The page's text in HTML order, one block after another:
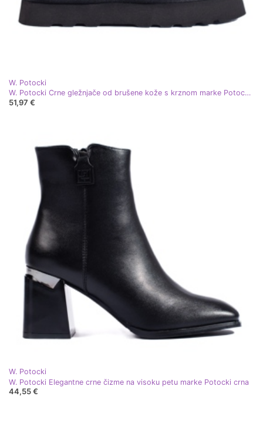
W. Potocki
W. Potocki Crne gležnjače od brušene kože s krznom marke Potocki crna
51,97 €
W. Potocki
W. Potocki Elegantne crne čizme na visoku petu marke Potocki crna
44,55 €